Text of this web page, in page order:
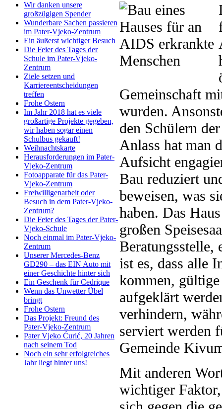
Wir danken unsere
großzügigen Spender
Wunderbare Sachen passieren
im Pater-Vjeko-Zentrum
Ein äußerst wichtiger Besuch
Die Feier des Tages der
Schule im Pater-Vjeko-
Zentrum
Ziele setzen und
Karriereentscheidungen
treffen
Frohe Ostern
Im Jahr 2018 hat es viele
großartige Projekte gegeben,
wir haben sogar einen
Schulbus gekauft!
Weihnachtskarte
Herausforderungen im Pater-
Vjeko-Zentrum
Fotoapparate für das Pater-
Vjeko-Zentrum
Freiwilligenarbeit oder
Besuch in dem Pater-Vjeko-
Zentrum?
Die Feier des Tages der Pater-
Vjeko-Schule
Noch einmal im Pater-Vjeko-
Zentrum
Unserer Mercedes-Benz
GD290 – das EIN Auto mit
einer Geschichte hinter sich
Ein Geschenk für Cedrique
Wenn das Unwetter Übel
bringt
Frohe Ostern
Das Projekt: Freund des
Pater-Vjeko-Zentrum
Pater Vjeko Ćurić, 20 Jahren
nach seinem Tod
Noch ein sehr erfolgreiches
Jahr liegt hinter uns!
Gemeinschaft
wurden.
den Schülern
Anlass hat man
Aufsicht
Bau reduziert
beweisen, was
haben. Das
großen
Beratungsstelle,
ist es, dass alle
kommen,
aufgeklärt
verhindern,
serviert werden
Gemeinde
Mit anderen
wichtiger